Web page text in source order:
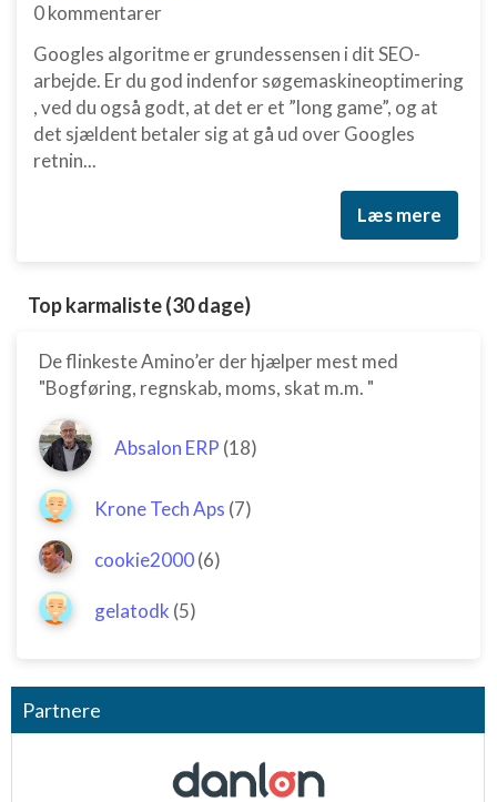
0 kommentarer
Googles algoritme er grundessensen i dit SEO-
arbejde. Er du god indenfor søgemaskineoptimering
, ved du også godt, at det er et ”long game”, og at
det sjældent betaler sig at gå ud over Googles
retnin...
Læs mere
Top karmaliste (30 dage)
De flinkeste Amino’er der hjælper mest med
"Bogføring, regnskab, moms, skat m.m. "
Absalon ERP (18)
Krone Tech Aps (7)
cookie2000(6)
gelatodk (5)
Partnere